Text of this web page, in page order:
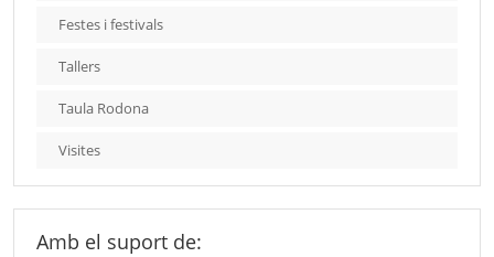
Festes i festivals
Tallers
Taula Rodona
Visites
Amb el suport de: